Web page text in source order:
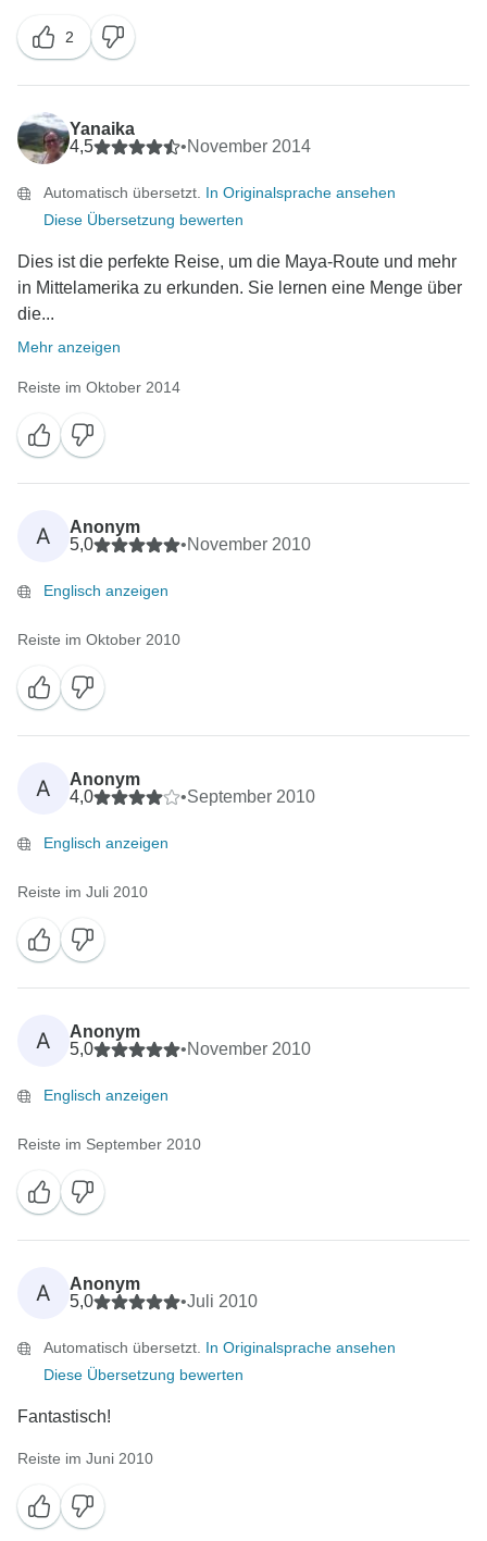
2
Yanaika
4,5
•November 2014
Automatisch übersetzt. In Originalsprache ansehen
Diese Übersetzung bewerten
Dies ist die perfekte Reise, um die Maya-Route und mehr
in Mittelamerika zu erkunden. Sie lernen eine Menge über
die...
Mehr anzeigen
Reiste im Oktober 2014
A
Anonym
5,0
•November 2010
Englisch anzeigen
Reiste im Oktober 2010
A
Anonym
4,0
•September 2010
Englisch anzeigen
Reiste im Juli 2010
A
Anonym
5,0
•November 2010
Englisch anzeigen
Reiste im September 2010
A
Anonym
5,0
•Juli 2010
Automatisch übersetzt. In Originalsprache ansehen
Diese Übersetzung bewerten
Fantastisch!
Reiste im Juni 2010